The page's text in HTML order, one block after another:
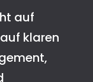
auf
klaren